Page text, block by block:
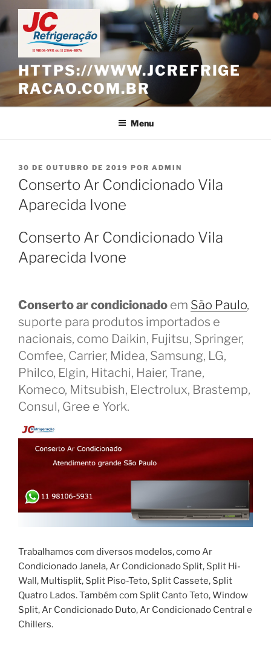
Pular
para
o
conteúdo
HTTPS://WWW.JCREFRIGE
RACAO.COM.BR
Menu
PUBLICADO
EM
30 DE OUTUBRO DE 2019 POR ADMIN
Conserto Ar Condicionado Vila
Aparecida Ivone
Conserto Ar Condicionado Vila
Aparecida Ivone
Conserto ar condicionado em São Paulo,
suporte para produtos importados e
nacionais, como Daikin, Fujitsu, Springer,
Comfee, Carrier, Midea, Samsung, LG,
Philco, Elgin, Hitachi, Haier, Trane,
Komeco, Mitsubish, Electrolux, Brastemp,
Consul, Gree e York.
Trabalhamos com diversos modelos, como Ar
Condicionado Janela, Ar Condicionado Split, Split Hi-
Wall, Multisplit, Split Piso-Teto, Split Cassete, Split
Quatro Lados. Também com Split Canto Teto, Window
Split, Ar Condicionado Duto, Ar Condicionado Central e
Chillers.